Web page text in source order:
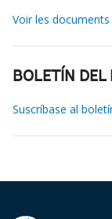
Voir les
BOLETÍN
Suscríbase al